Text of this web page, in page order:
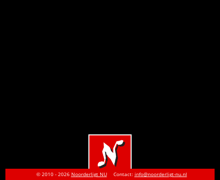
© 2010 - 2026 Noorderligt NU Contact: info@noorderligt-nu.nl